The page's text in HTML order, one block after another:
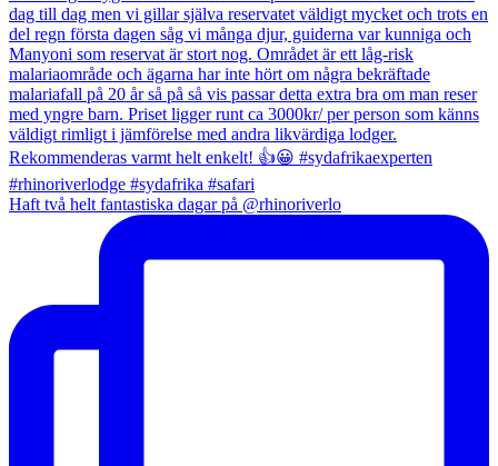
Haft två helt fantastiska dagar på @rhinoriverlo